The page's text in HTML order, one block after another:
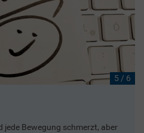
5 / 6
jede Bewegung schmerzt, aber